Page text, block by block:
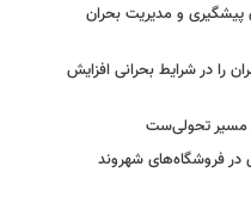
پیشگیری و مدیریت بحران
را در شرایط بحرانی افزایش
مسیر تحولی‌ست
در فروشگاه‌های شهروند